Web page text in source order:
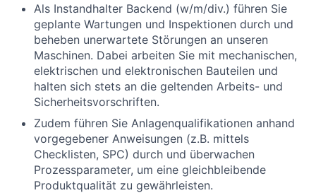
Als Instandhalter Backend (w/m/div.) führen Sie
geplante Wartungen und Inspektionen durch und
beheben unerwartete Störungen an unseren
Maschinen. Dabei arbeiten Sie mit mechanischen,
elektrischen und elektronischen Bauteilen und
halten sich stets an die geltenden Arbeits- und
Sicherheitsvorschriften.
Zudem führen Sie Anlagenqualifikationen anhand
vorgegebener Anweisungen (z.B. mittels
Checklisten, SPC) durch und überwachen
Prozessparameter, um eine gleichbleibende
Produktqualität zu gewährleisten.